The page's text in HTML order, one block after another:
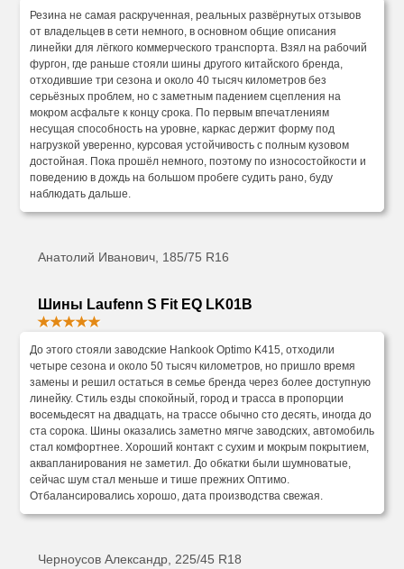
Резина не самая раскрученная, реальных развёрнутых отзывов
от владельцев в сети немного, в основном общие описания
линейки для лёгкого коммерческого транспорта. Взял на рабочий
фургон, где раньше стояли шины другого китайского бренда,
отходившие три сезона и около 40 тысяч километров без
серьёзных проблем, но с заметным падением сцепления на
мокром асфальте к концу срока. По первым впечатлениям
несущая способность на уровне, каркас держит форму под
нагрузкой уверенно, курсовая устойчивость с полным кузовом
достойная. Пока прошёл немного, поэтому по износостойкости и
поведению в дождь на большом пробеге судить рано, буду
наблюдать дальше.
Анатолий Иванович, 185/75 R16
Шины Laufenn S Fit EQ LK01B
До этого стояли заводские Hankook Optimo K415, отходили
четыре сезона и около 50 тысяч километров, но пришло время
замены и решил остаться в семье бренда через более доступную
линейку. Стиль езды спокойный, город и трасса в пропорции
восемьдесят на двадцать, на трассе обычно сто десять, иногда до
ста сорока. Шины оказались заметно мягче заводских, автомобиль
стал комфортнее. Хороший контакт с сухим и мокрым покрытием,
аквапланирования не заметил. До обкатки были шумноватые,
сейчас шум стал меньше и тише прежних Оптимо.
Отбалансировались хорошо, дата производства свежая.
Черноусов Александр, 225/45 R18